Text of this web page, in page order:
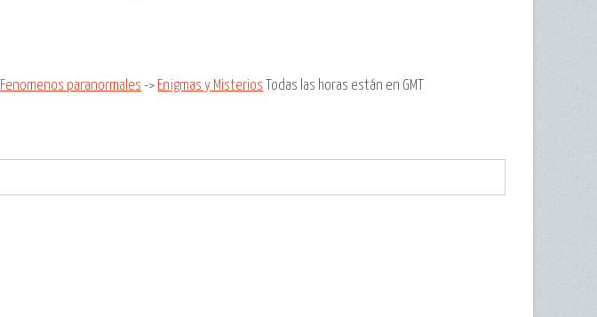
Fenomenos paranormales -> Enigmas y Misterios
Todas las horas están en GMT